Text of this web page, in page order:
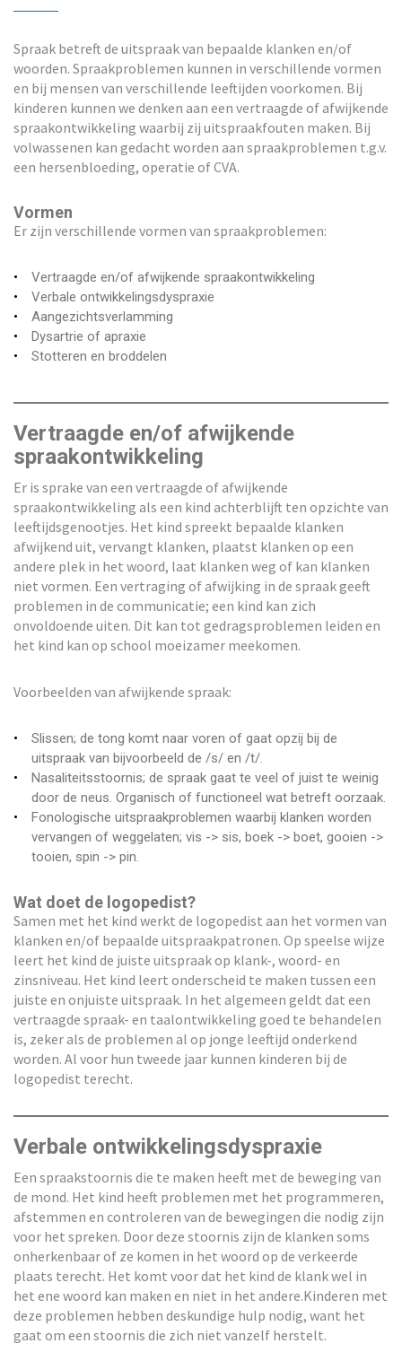
Spraak betreft de uitspraak van bepaalde klanken en/of
woorden. Spraakproblemen kunnen in verschillende vormen
en bij mensen van verschillende leeftijden voorkomen. Bij
kinderen kunnen we denken aan een vertraagde of afwijkende
spraakontwikkeling waarbij zij uitspraakfouten maken. Bij
volwassenen kan gedacht worden aan spraakproblemen t.g.v.
een hersenbloeding, operatie of CVA.
Vormen
Er zijn verschillende vormen van spraakproblemen:
Vertraagde en/of afwijkende spraakontwikkeling
Verbale ontwikkelingsdyspraxie
Aangezichtsverlamming
Dysartrie of apraxie
Stotteren en broddelen
Vertraagde en/of afwijkende
spraakontwikkeling
Er is sprake van een vertraagde of afwijkende
spraakontwikkeling als een kind achterblijft ten opzichte van
leeftijdsgenootjes. Het kind spreekt bepaalde klanken
afwijkend uit, vervangt klanken, plaatst klanken op een
andere plek in het woord, laat klanken weg of kan klanken
niet vormen. Een vertraging of afwijking in de spraak geeft
problemen in de communicatie; een kind kan zich
onvoldoende uiten. Dit kan tot gedragsproblemen leiden en
het kind kan op school moeizamer meekomen.
Voorbeelden van afwijkende spraak:
Slissen; de tong komt naar voren of gaat opzij bij de
uitspraak van bijvoorbeeld de /s/ en /t/.
Nasaliteitsstoornis; de spraak gaat te veel of juist te weinig
door de neus. Organisch of functioneel wat betreft oorzaak.
Fonologische uitspraakproblemen waarbij klanken worden
vervangen of weggelaten; vis -> sis, boek -> boet, gooien ->
tooien, spin -> pin.
Wat doet de logopedist?
Samen met het kind werkt de logopedist aan het vormen van
klanken en/of bepaalde uitspraakpatronen. Op speelse wijze
leert het kind de juiste uitspraak op klank-, woord- en
zinsniveau. Het kind leert onderscheid te maken tussen een
juiste en onjuiste uitspraak. In het algemeen geldt dat een
vertraagde spraak- en taalontwikkeling goed te behandelen
is, zeker als de problemen al op jonge leeftijd onderkend
worden. Al voor hun tweede jaar kunnen kinderen bij de
logopedist terecht.
Verbale ontwikkelingsdyspraxie
Een spraakstoornis die te maken heeft met de beweging van
de mond. Het kind heeft problemen met het programmeren,
afstemmen en controleren van de bewegingen die nodig zijn
voor het spreken. Door deze stoornis zijn de klanken soms
onherkenbaar of ze komen in het woord op de verkeerde
plaats terecht. Het komt voor dat het kind de klank wel in
het ene woord kan maken en niet in het andere.Kinderen met
deze problemen hebben deskundige hulp nodig, want het
gaat om een stoornis die zich niet vanzelf herstelt.